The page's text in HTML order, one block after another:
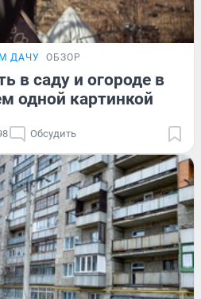
ДАЧУ ОБЗОР
в саду и огороде в
одной картинкой
Обсудить